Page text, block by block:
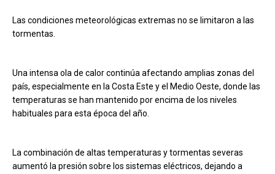
Las condiciones meteorológicas extremas no se limitaron a las
tormentas.
Una intensa ola de calor continúa afectando amplias zonas del
país, especialmente en la Costa Este y el Medio Oeste, donde las
temperaturas se han mantenido por encima de los niveles
habituales para esta época del año.
La combinación de altas temperaturas y tormentas severas
aumentó la presión sobre los sistemas eléctricos, dejando a